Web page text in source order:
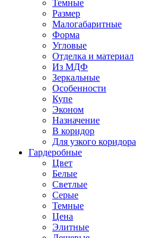
Темные
Размер
Малогабаритные
Форма
Угловые
Отделка и материал
Из МДФ
Зеркальные
Особенности
Купе
Эконом
Назначение
В коридор
Для узкого коридора
Гардеробные
Цвет
Белые
Светлые
Серые
Темные
Цена
Элитные